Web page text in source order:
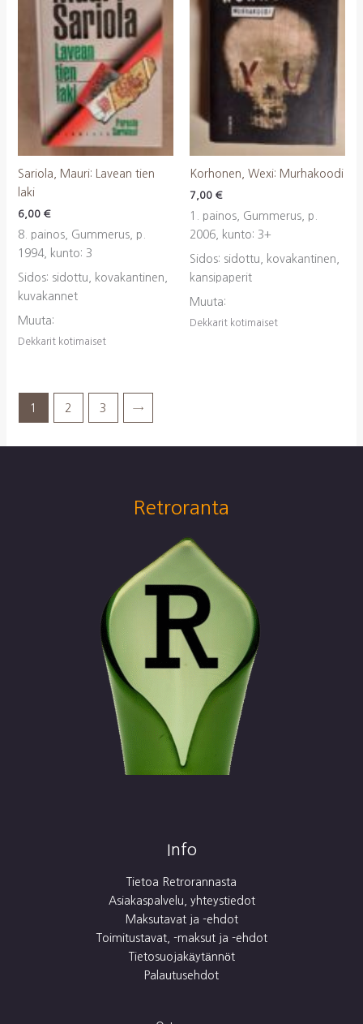
Sariola, Mauri: Lavean tien
laki
6,00 €
8. painos, Gummerus, p.
1994, kunto: 3
Sidos: sidottu, kovakantinen,
kuvakannet
Muuta:
Dekkarit kotimaiset
Korhonen, Wexi: Murhakoodi
7,00 €
1. painos, Gummerus, p.
2006, kunto: 3+
Sidos: sidottu, kovakantinen,
kansipaperit
Muuta:
Dekkarit kotimaiset
1 2 3 →
Retroranta
Info
Tietoa Retrorannasta
Asiakaspalvelu, yhteystiedot
Maksutavat ja -ehdot
Toimitustavat, -maksut ja -ehdot
Tietosuojakäytännöt
Palautusehdot